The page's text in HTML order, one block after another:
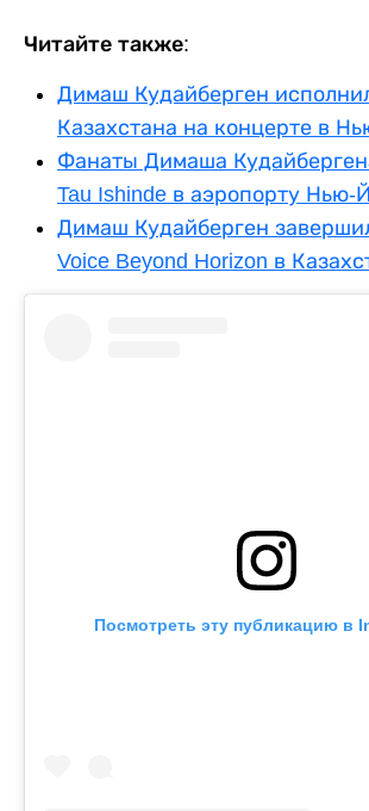
Читайте также:
Димаш Кудайберген
Казахстана на концерте в
Фанаты Димаша
Tau Ishinde в аэропорту Нью-
Димаш Кудайберген
Voice Beyond Horizon в
Посмотреть эту публикацию в